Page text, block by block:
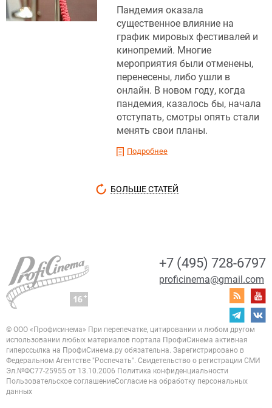
Пандемия оказала
существенное влияние на
график мировых фестивалей и
кинопремий. Многие
мероприятия были отменены,
перенесены, либо ушли в
онлайн. В новом году, когда
пандемия, казалось бы, начала
отступать, смотры опять стали
менять свои планы.
Подробнее
БОЛЬШЕ СТАТЕЙ
+7 (495) 728-6797
proficinema@gmail.com
© ООО «Профисинема» При перепечатке, цитировании и любом другом
использовании любых материалов портала ПрофиСинема активная
гиперссылка на ПрофиСинема.ру обязательна. Зарегистрировано в
Федеральном Агентстве "Роспечать". Свидетельство о регистрации СМИ
Эл.№ФС77-25955 от 13.10.2006 Политика конфиденциальности
Пользовательское соглашениеСогласие на обработку персональных
данных